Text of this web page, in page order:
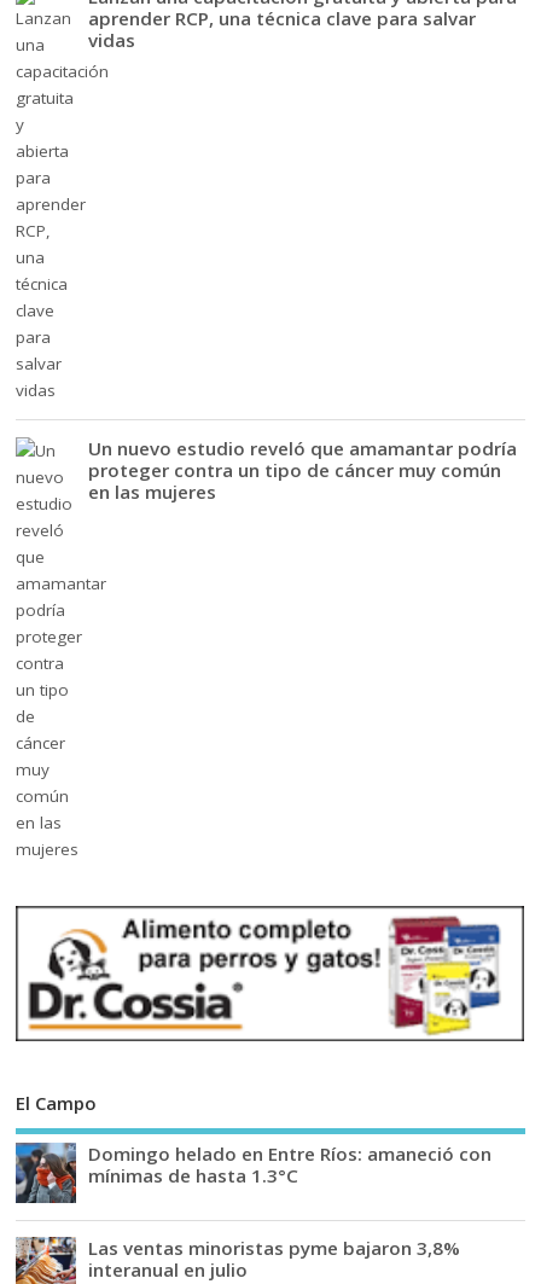
aprender RCP, una técnica clave para salvar
vidas
Un nuevo estudio reveló que amamantar podría
proteger contra un tipo de cáncer muy común
en las mujeres
El Campo
Domingo helado en Entre Ríos: amaneció con
mínimas de hasta 1.3°C
Las ventas minoristas pyme bajaron 3,8%
interanual en julio